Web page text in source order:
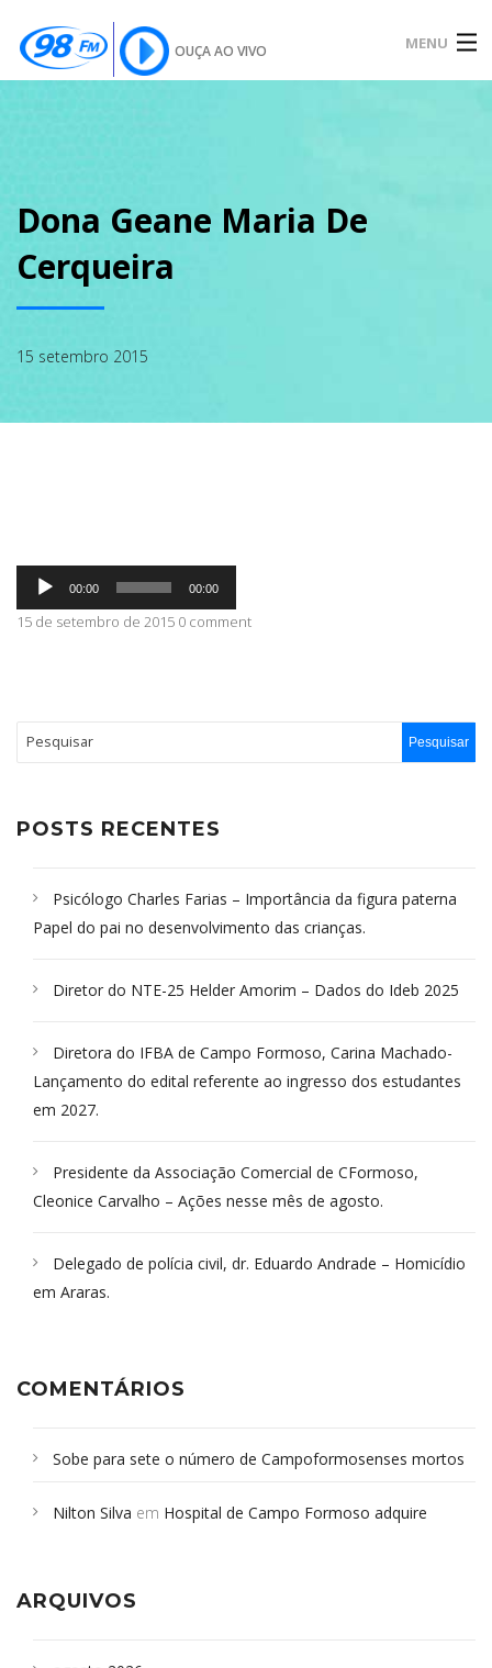
OUÇA AO VIVO MENU
SOBRE
NOTÍCIAS
CONTATO
Dona Geane Maria De
Cerqueira
15 setembro 2015
Tocador
áudio
00:00 00:00
15 de setembro de 2015 0 comment
POSTS RECENTES
Psicólogo Charles Farias – Importância da figura paterna
Papel do pai no desenvolvimento das crianças.
Diretor do NTE-25 Helder Amorim – Dados do Ideb 2025
Diretora do IFBA de Campo Formoso, Carina Machado-
Lançamento do edital referente ao ingresso dos estudantes
em 2027.
Presidente da Associação Comercial de CFormoso,
Cleonice Carvalho – Ações nesse mês de agosto.
Delegado de polícia civil, dr. Eduardo Andrade – Homicídio
em Araras.
COMENTÁRIOS
Sobe para sete o número de Campoformosenses mortos
Campoformosenses que morreram em desabamentos são
Nilton Silva em Hospital de Campo Formoso adquire
ARQUIVOS